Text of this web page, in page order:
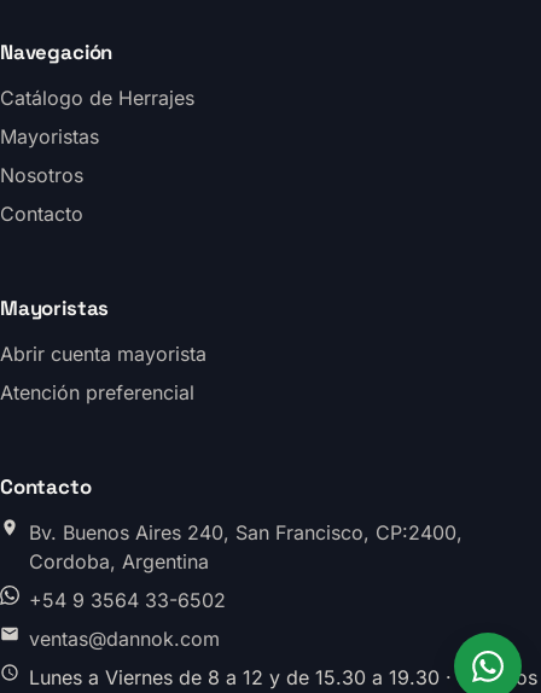
Navegación
Catálogo de Herrajes
Mayoristas
Nosotros
Contacto
Mayoristas
Abrir cuenta mayorista
Atención preferencial
Contacto
Bv. Buenos Aires 240, San Francisco, CP:2400,
Cordoba, Argentina
+54 9 3564 33-6502
ventas@dannok.com
Lunes a Viernes de 8 a 12 y de 15.30 a 19.30 · Sabados